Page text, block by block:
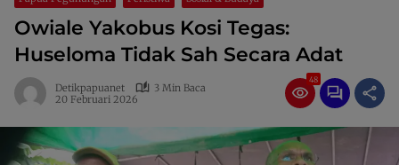
Owiale Yakobus Kosi Tegas:
Huseloma Tidak Sah Secara Adat
Detikpapuanet
3 Min Baca
20 Februari 2026
48